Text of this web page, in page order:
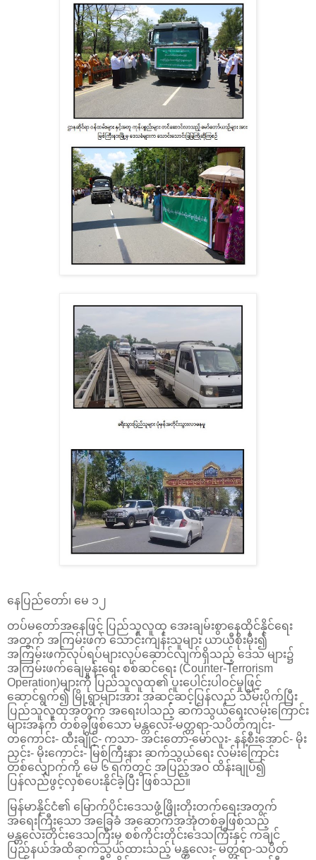
နေပြည်တော်၊ မေ ၁၂
တပ်မတော်အနေဖြင့် ပြည်သူလူထု အေးချမ်းစွာနေထိုင်နိုင်ရေး
အတွက် အကြမ်းဖက် သောင်းကျန်းသူများ ယာယီစိုးမိုး၍
အကြမ်းဖက်လုပ်ရပ်များလုပ်ဆောင်လျက်ရှိသည့် ဒေသ များ၌
အကြမ်းဖက်ချေမှုန်းရေး စစ်ဆင်ရေး (Counter-Terrorism
Operation)များကို ပြည်သူလူထု၏ ပူးပေါင်းပါဝင်မှုဖြင့်
ဆောင်ရွက်၍ မြို့ရွာများအား အဆင့်ဆင့်ပြန်လည် သိမ်းပိုက်ပြီး
ပြည်သူလူထုအတွက် အရေးပါသည့် ဆက်သွယ်ရေးလမ်းကြောင်း
များအနက် တစ်ခုဖြစ်သော မန္တလေး-မတ္တရာ-သပိတ်ကျင်း-
တကောင်း- ထီးချိုင့်- ကသာ- အင်းတော်-မော်လူး- နန့်စီးအောင်- မိုး
ညှင်း- မိုးကောင်း- မြစ်ကြီးနား ဆက်သွယ်ရေး လမ်းကြောင်း
တစ်လျှောက်ကို မေ ၆ ရက်တွင် အပြည့်အဝ ထိန်းချုပ်၍
ပြန်လည်ဖွင့်လှစ်ပေးနိုင်ခဲ့ပြီး ဖြစ်သည်။
မြန်မာနိုင်ငံ၏ မြောက်ပိုင်းဒေသဖွံ့ဖြိုးတိုးတက်ရေးအတွက်
အရေးကြီးသော အခြေခံ အဆောက်အအုံတစ်ခုဖြစ်သည့်
မန္တလေးတိုင်းဒေသကြီးမှ စစ်ကိုင်းတိုင်းဒေသကြီးနှင့် ကချင်
ပြည်နယ်အထိဆက်သွယ်ထားသည့် မန္တလေး- မတ္တရာ-သပိတ်